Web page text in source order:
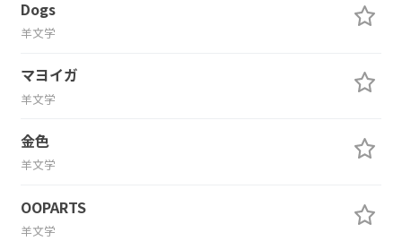
Dogs
羊文学
マヨイガ
羊文学
金色
羊文学
OOPARTS
羊文学